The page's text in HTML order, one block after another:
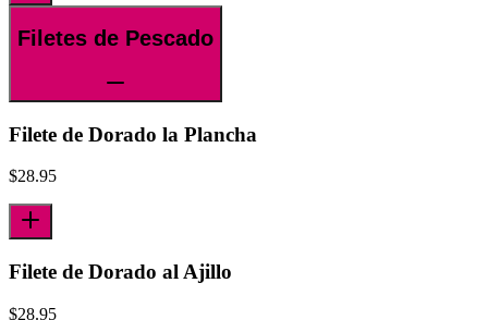
Filetes de Pescado
Filete de Dorado la Plancha
$28.95
Filete de Dorado al Ajillo
$28.95